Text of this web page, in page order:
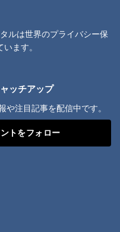
ルは世界のプライバシー保
ます。
ッチアップ
注目記事を配信中です。
トをフォロー